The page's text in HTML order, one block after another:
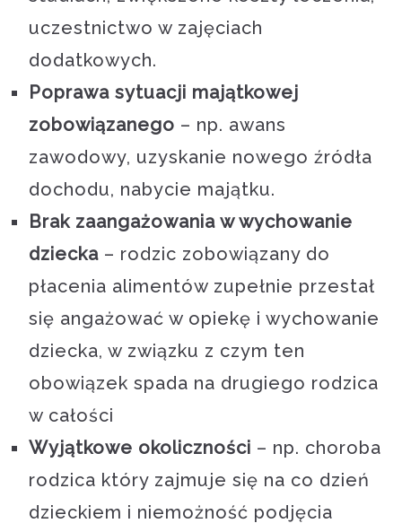
uczestnictwo w zajęciach
dodatkowych.
Poprawa sytuacji majątkowej
zobowiązanego – np. awans
zawodowy, uzyskanie nowego źródła
dochodu, nabycie majątku.
Brak zaangażowania w wychowanie
dziecka – rodzic zobowiązany do
płacenia alimentów zupełnie przestał
się angażować w opiekę i wychowanie
dziecka, w związku z czym ten
obowiązek spada na drugiego rodzica
w całości
Wyjątkowe okoliczności – np. choroba
rodzica który zajmuje się na co dzień
dzieckiem i niemożność podjęcia